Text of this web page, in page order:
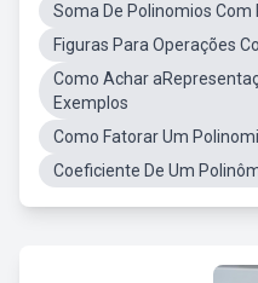
Soma De Polinomios Com
Figuras Para Operações
Como Achar
Exemplos
Como Fatorar Um
Coeficiente De Um